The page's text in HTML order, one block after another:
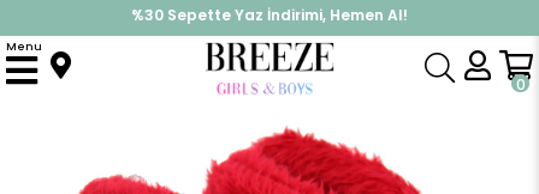
%30 Sepette Yaz İndirimi, Hemen Al!
İndirimlere ek %10 İndirimi Kap, Hemen Üye Ol!
0
Menu
Anasayfa Patik & Panduf